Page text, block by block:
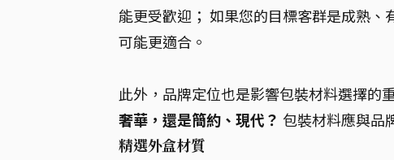
能更受歡迎； 如果您的目標客群是成熟
可能更適合。
此外，品牌定位也是影響包裝材料選擇的
奢華，還是簡約、現代？ 包裝材料應與品
精選外盒材質